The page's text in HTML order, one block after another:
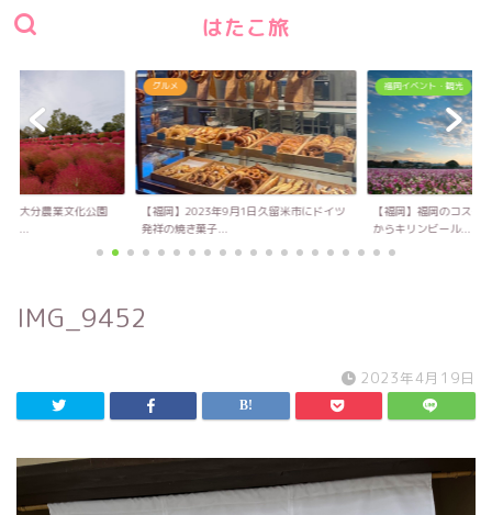
はたこ旅
！大分農業文化公園
キ...
グルメ
【福岡】2023年9月1日久留米市にドイツ
発祥の焼き菓子...
福岡イベント・観光
【福岡】福岡のコスモ
からキリンビール...
IMG_9452
2023年4月19日